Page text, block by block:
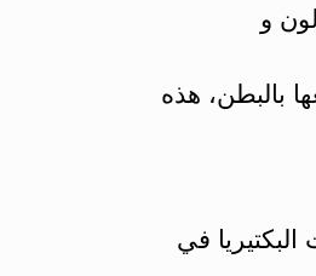
و
بالبطن، هذه
في